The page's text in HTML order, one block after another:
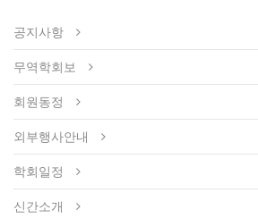
공지사항
무역학회보
회원동정
외부행사안내
학회일정
신간소개